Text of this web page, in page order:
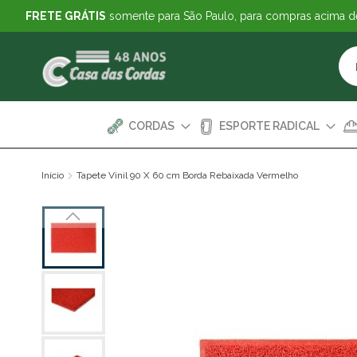
FRETE GRÁTIS somente para São Paulo, para compras acima
CORDAS ESPORTE RADICAL
Início Tapete Vinil 90 X 60 cm Borda Rebaixada Vermelho
Pular
para
Galeria
de